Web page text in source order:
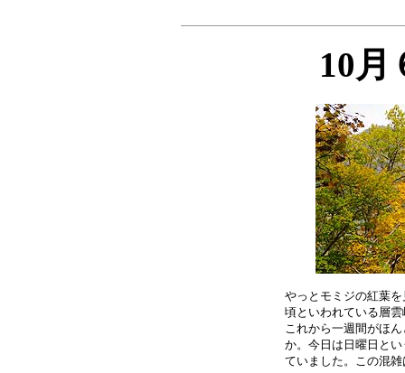
10月
やっとモミジの紅葉
頃といわれている層
これから一週間がほ
か。今日は日曜日と